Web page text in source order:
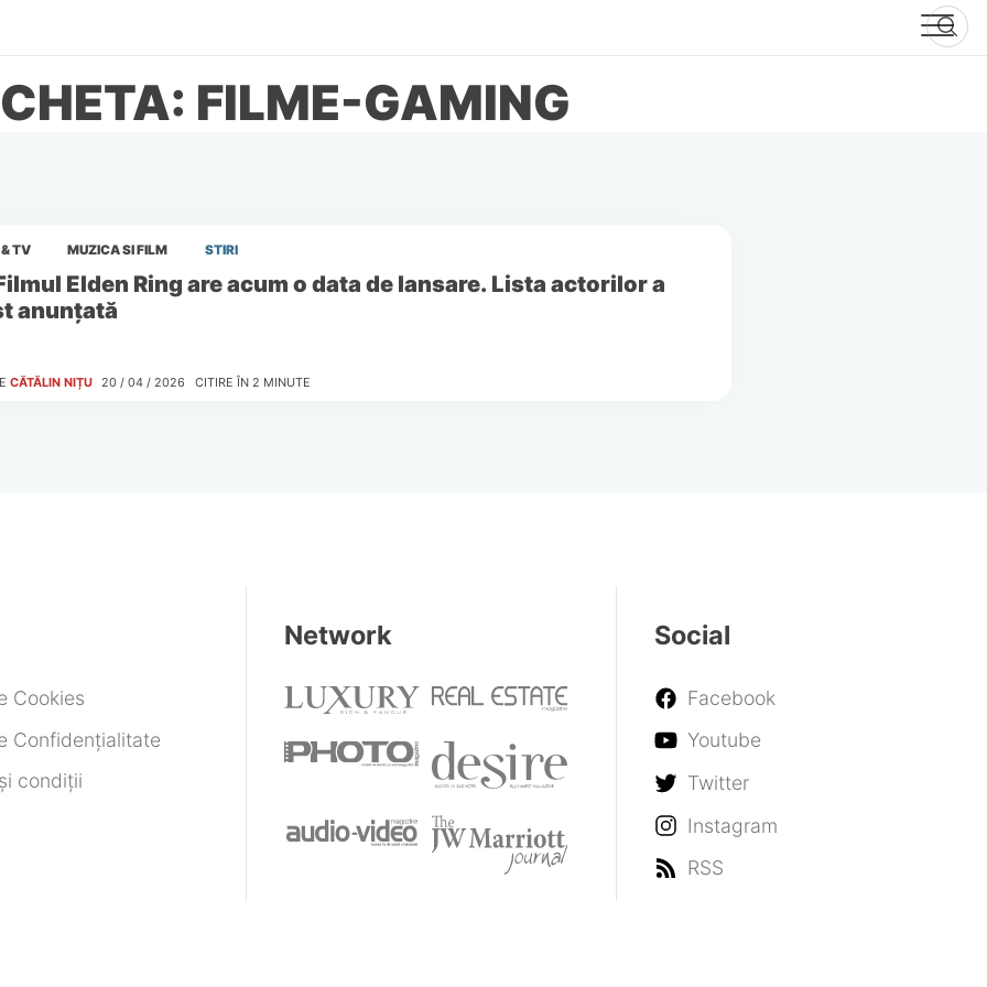
FILME-GAMING
TV MUZICA SI FILM STIRI
Elden Ring are acum o data de lansare. Lista actorilor a
anunțată
CĂTĂLIN NIȚU 20 / 04 / 2026 CITIRE ÎN 2 MINUTE
Cookies
Confidențialitate
condiții
Network Social
Facebook
Youtube
Twitter
Instagram
RSS